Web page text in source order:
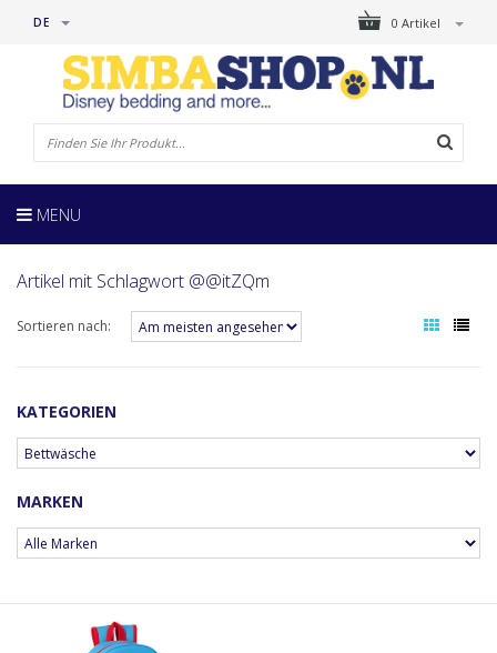
0 Artikel
DE
MENU
Artikel mit Schlagwort @@itZQm
Sortieren nach:
KATEGORIEN
MARKEN